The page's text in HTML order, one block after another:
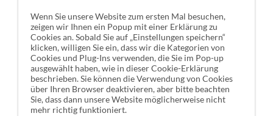
Wenn Sie unsere Website zum ersten Mal besuchen,
zeigen wir Ihnen ein Popup mit einer Erklärung zu
Cookies an. Sobald Sie auf „Einstellungen speichern“
klicken, willigen Sie ein, dass wir die Kategorien von
Cookies und Plug-Ins verwenden, die Sie im Pop-up
ausgewählt haben, wie in dieser Cookie-Erklärung
beschrieben. Sie können die Verwendung von Cookies
über Ihren Browser deaktivieren, aber bitte beachten
Sie, dass dann unsere Website möglicherweise nicht
mehr richtig funktioniert.